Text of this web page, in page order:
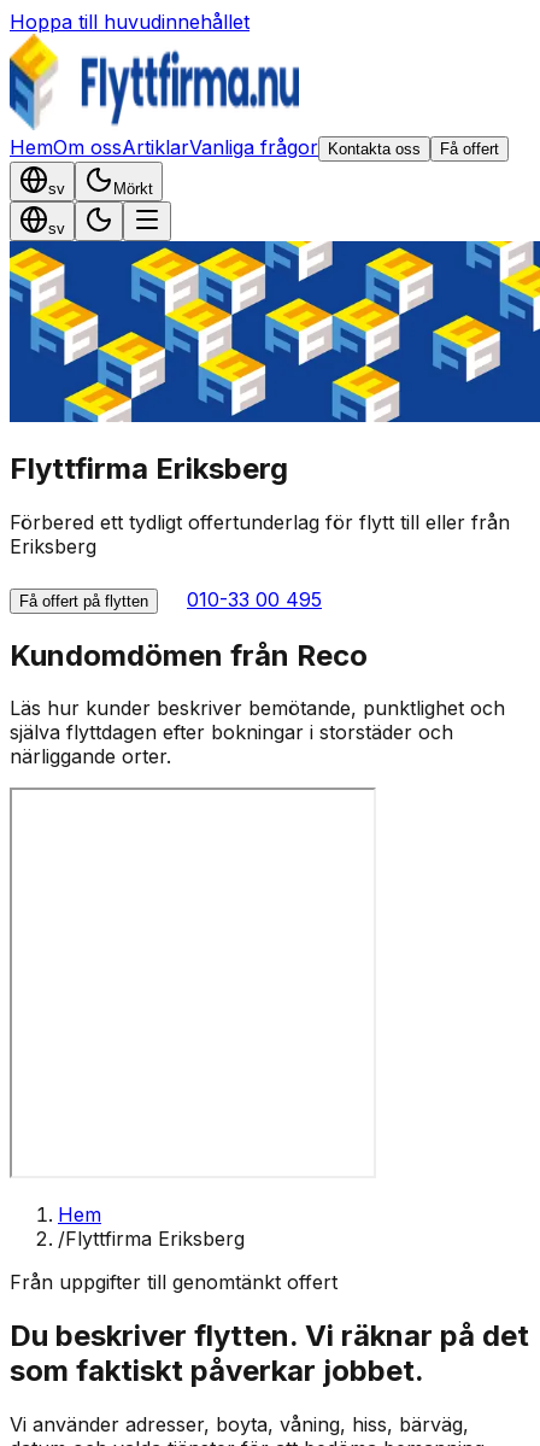
Hoppa till huvudinnehållet
HemOm ossArtiklarVanliga frågor Kontakta oss Få offert
sv Mörkt
sv
Flyttfirma Eriksberg
Förbered ett tydligt offertunderlag för flytt till eller från
Eriksberg
Få offert på flytten 010-33 00 495
Kundomdömen från Reco
Läs hur kunder beskriver bemötande, punktlighet och
själva flyttdagen efter bokningar i storstäder och
närliggande orter.
Hem
/Flyttfirma Eriksberg
Från uppgifter till genomtänkt offert
Du beskriver flytten. Vi räknar på det
som faktiskt påverkar jobbet.
Vi använder adresser, boyta, våning, hiss, bärväg,